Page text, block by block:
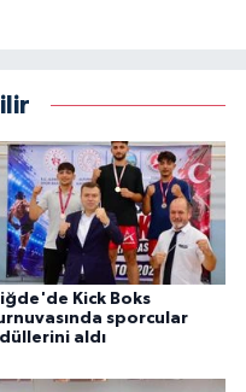
Kick Boks
sporcular
aldı